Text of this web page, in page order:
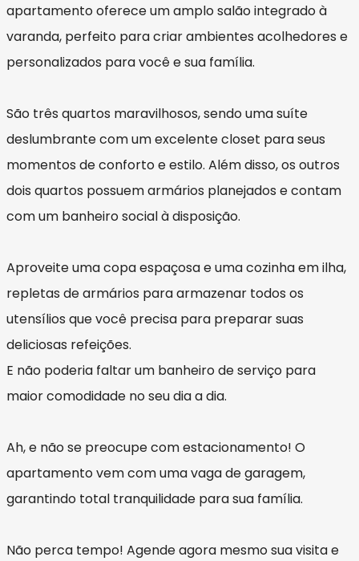
apartamento oferece um amplo salão integrado à
varanda, perfeito para criar ambientes acolhedores e
personalizados para você e sua família.
São três quartos maravilhosos, sendo uma suíte
deslumbrante com um excelente closet para seus
momentos de conforto e estilo. Além disso, os outros
dois quartos possuem armários planejados e contam
com um banheiro social à disposição.
Aproveite uma copa espaçosa e uma cozinha em ilha,
repletas de armários para armazenar todos os
utensílios que você precisa para preparar suas
deliciosas refeições.
E não poderia faltar um banheiro de serviço para
maior comodidade no seu dia a dia.
Ah, e não se preocupe com estacionamento! O
apartamento vem com uma vaga de garagem,
garantindo total tranquilidade para sua família.
Não perca tempo! Agende agora mesmo sua visita e